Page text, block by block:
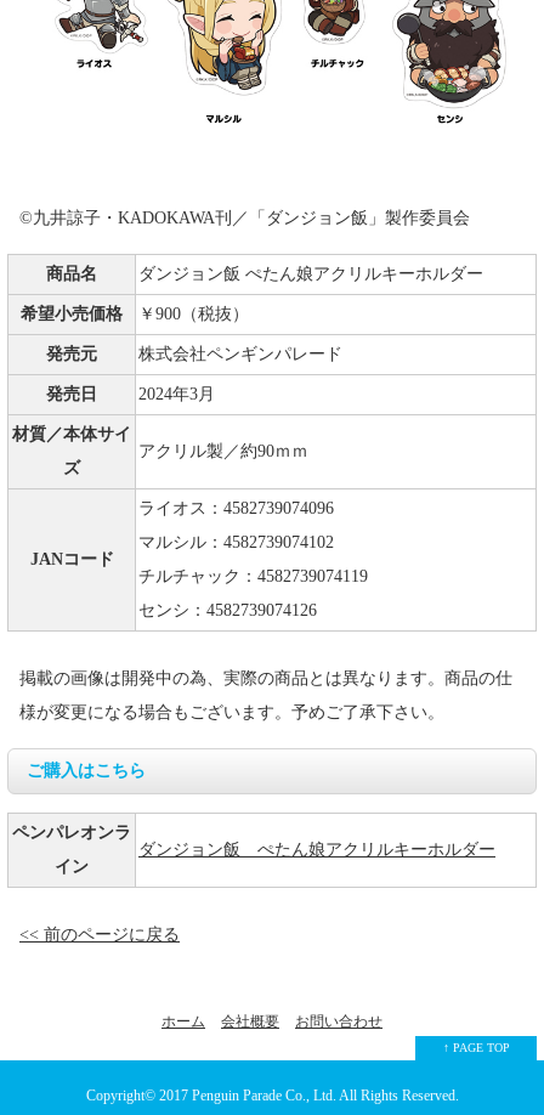
©九井諒子・KADOKAWA刊／「ダンジョン飯」製作委員会
商品名 ダンジョン飯 ぺたん娘アクリルキーホルダー
希望小売価格 ￥900（税抜）
発売元 株式会社ペンギンパレード
発売日 2024年3月
材質／本体サイ
ズ
アクリル製／約90ｍｍ
JANコード
ライオス：4582739074096
マルシル：4582739074102
チルチャック：4582739074119
センシ：4582739074126
掲載の画像は開発中の為、実際の商品とは異なります。商品の仕
様が変更になる場合もございます。予めご了承下さい。
ご購入はこちら
ペンパレオンラ
イン
ダンジョン飯 ぺたん娘アクリルキーホルダー
<< 前のページに戻る
ホーム 会社概要 お問い合わせ
↑ PAGE TOP
Copyright© 2017 Penguin Parade Co., Ltd. All Rights Reserved.